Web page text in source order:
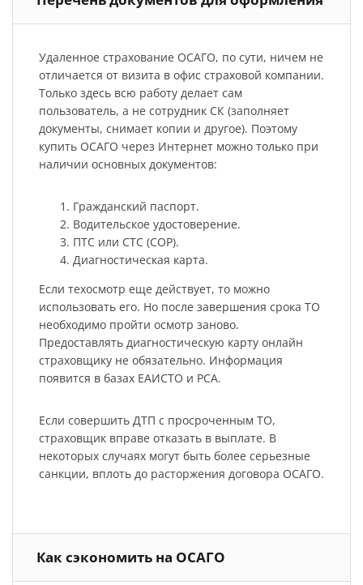
Удаленное страхование ОСАГО, по сути, ничем не
отличается от визита в офис страховой компании.
Только здесь всю работу делает сам
пользователь, а не сотрудник СК (заполняет
документы, снимает копии и другое). Поэтому
купить ОСАГО через Интернет можно только при
наличии основных документов:
Гражданский паспорт.
Водительское удостоверение.
ПТС или СТС (СОР).
Диагностическая карта.
Если техосмотр еще действует, то можно
использовать его. Но после завершения срока ТО
необходимо пройти осмотр заново.
Предоставлять диагностическую карту онлайн
страховщику не обязательно. Информация
появится в базах ЕАИСТО и РСА.
Если совершить ДТП с просроченным ТО,
страховщик вправе отказать в выплате. В
некоторых случаях могут быть более серьезные
санкции, вплоть до расторжения договора ОСАГО.
Как сэкономить на ОСАГО